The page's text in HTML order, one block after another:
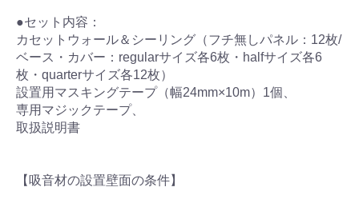
●セット内容：
カセットウォール＆シーリング（フチ無しパネル：12枚/
ベース・カバー：regularサイズ各6枚・halfサイズ各6
枚・quarterサイズ各12枚）
設置用マスキングテープ（幅24mm×10m）1個、
専用マジックテープ、
取扱説明書
【吸音材の設置壁面の条件】